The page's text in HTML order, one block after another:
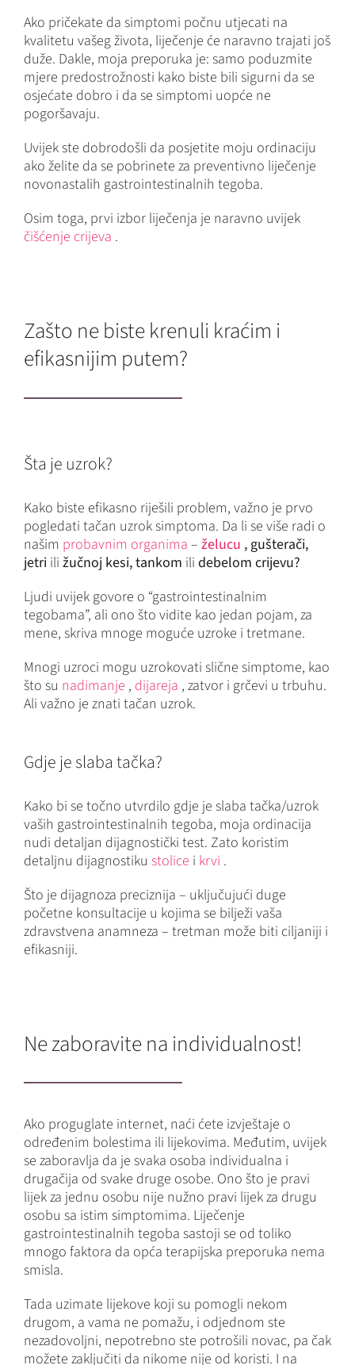
Ako pričekate da simptomi počnu utjecati na
kvalitetu vašeg života, liječenje će naravno trajati još
duže. Dakle, moja preporuka je: samo poduzmite
mjere predostrožnosti kako biste bili sigurni da se
osjećate dobro i da se simptomi uopće ne
pogoršavaju.
Uvijek ste dobrodošli da posjetite moju ordinaciju
ako želite da se pobrinete za preventivno liječenje
novonastalih gastrointestinalnih tegoba.
Osim toga, prvi izbor liječenja je naravno uvijek
čišćenje crijeva .
Zašto ne biste krenuli kraćim i
efikasnijim putem?
Šta je uzrok?
Kako biste efikasno riješili problem, važno je prvo
pogledati tačan uzrok simptoma. Da li se više radi o
našim probavnim organima – želucu , gušterači,
jetriili žučnoj kesi,tankom ili debelom crijevu?
Ljudi uvijek govore o “gastrointestinalnim
tegobama”, ali ono što vidite kao jedan pojam, za
mene, skriva mnoge moguće uzroke i tretmane.
Mnogi uzroci mogu uzrokovati slične simptome, kao
što su nadimanje , dijareja , zatvor i grčevi u trbuhu.
Ali važno je znati tačan uzrok.
Gdje je slaba tačka?
Kako bi se točno utvrdilo gdje je slaba tačka/uzrok
vaših gastrointestinalnih tegoba, moja ordinacija
nudi detaljan dijagnostički test. Zato koristim
detaljnu dijagnostiku stolice i krvi .
Što je dijagnoza preciznija – uključujući duge
početne konsultacije u kojima se bilježi vaša
zdravstvena anamneza – tretman može biti ciljaniji i
efikasniji.
Ne zaboravite na individualnost!
Ako proguglate internet, naći ćete izvještaje o
određenim bolestima ili lijekovima. Međutim, uvijek
se zaboravlja da je svaka osoba individualna i
drugačija od svake druge osobe. Ono što je pravi
lijek za jednu osobu nije nužno pravi lijek za drugu
osobu sa istim simptomima. Liječenje
gastrointestinalnih tegoba sastoji se od toliko
mnogo faktora da opća terapijska preporuka nema
smisla.
Tada uzimate lijekove koji su pomogli nekom
drugom, a vama ne pomažu, i odjednom ste
nezadovoljni, nepotrebno ste potrošili novac, pa čak
možete zaključiti da nikome nije od koristi. I na